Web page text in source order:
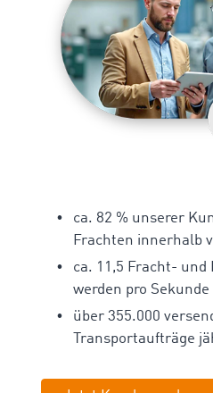
ca. 82 % unserer
Frachten innerhalb
ca. 11,5 Fracht-
werden pro
über 355.000
Transportaufträge